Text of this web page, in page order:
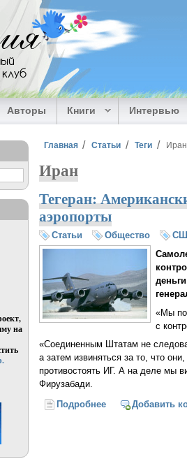
Авторы Книги Интервью
Вы здесь
Главная Статьи Теги Иран
Иран
Тегеран:
аэропорты
Статьи Общество
«Мы
с
«Соединенным Штатам не
а затем извиняться за то, что
противостоять ИГ. А на деле мы
Фирузабади.
Подробнеео Тегеран:Добавить
на